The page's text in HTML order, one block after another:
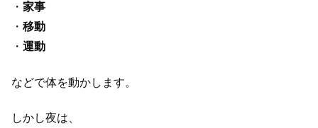
・ 家事
・ 移動
・ 運動
などで体を動かします。
しかし夜は、